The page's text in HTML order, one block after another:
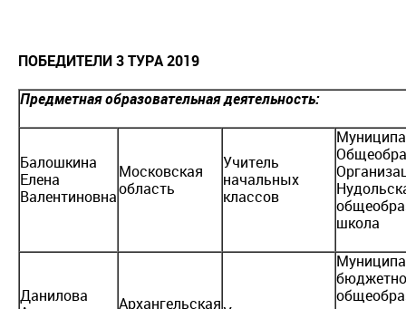
ПОБЕДИТЕЛИ 3 ТУРА 2019
Предметная образовательная деятельность:
Балошкина
Елена
Валентиновна
Московская
область
Учитель
начальных
классов
школа
Данилова
Архангельская